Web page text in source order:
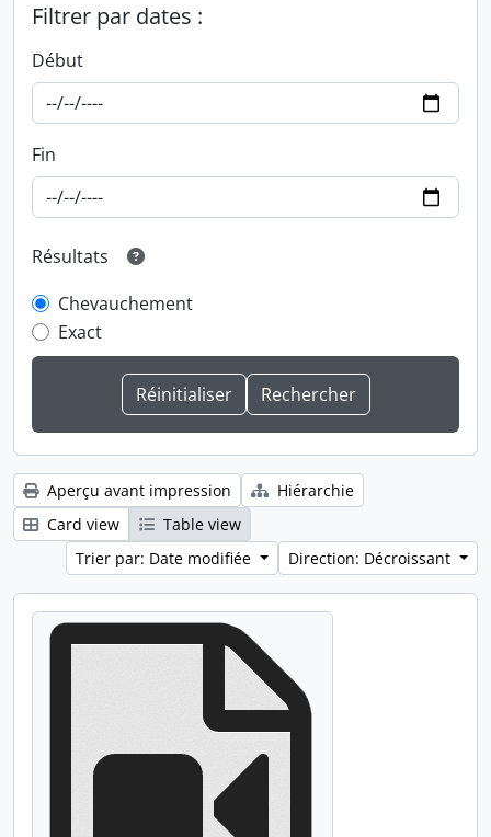
Filtrer par dates :
Début
Fin
Résultats
Chevauchement
Exact
Aperçu avant impression
Hiérarchie
Card view
Table view
Trier par: Date modifiée
Direction: Décroissant